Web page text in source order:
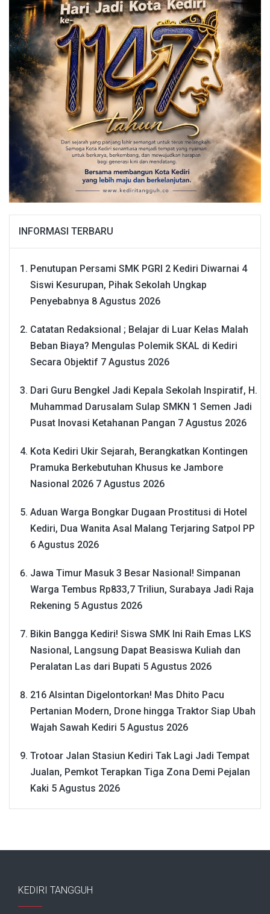
INFORMASI TERBARU
Penutupan Persami SMK PGRI 2 Kediri Diwarnai 4
Siswi Kesurupan, Pihak Sekolah Ungkap
Penyebabnya 8 Agustus 2026
Catatan Redaksional ; Belajar di Luar Kelas Malah
Beban Biaya? Mengulas Polemik SKAL di Kediri
Secara Objektif 7 Agustus 2026
Dari Guru Bengkel Jadi Kepala Sekolah Inspiratif, H.
Muhammad Darusalam Sulap SMKN 1 Semen Jadi
Pusat Inovasi Ketahanan Pangan 7 Agustus 2026
Kota Kediri Ukir Sejarah, Berangkatkan Kontingen
Pramuka Berkebutuhan Khusus ke Jambore
Nasional 2026 7 Agustus 2026
Aduan Warga Bongkar Dugaan Prostitusi di Hotel
Kediri, Dua Wanita Asal Malang Terjaring Satpol PP
6 Agustus 2026
Jawa Timur Masuk 3 Besar Nasional! Simpanan
Warga Tembus Rp833,7 Triliun, Surabaya Jadi Raja
Rekening 5 Agustus 2026
Bikin Bangga Kediri! Siswa SMK Ini Raih Emas LKS
Nasional, Langsung Dapat Beasiswa Kuliah dan
Peralatan Las dari Bupati 5 Agustus 2026
216 Alsintan Digelontorkan! Mas Dhito Pacu
Pertanian Modern, Drone hingga Traktor Siap Ubah
Wajah Sawah Kediri 5 Agustus 2026
Trotoar Jalan Stasiun Kediri Tak Lagi Jadi Tempat
Jualan, Pemkot Terapkan Tiga Zona Demi Pejalan
Kaki 5 Agustus 2026
KEDIRI TANGGUH